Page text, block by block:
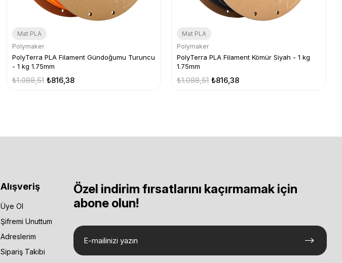
Mat PLA
Polymaker
PolyTerra PLA Filament Gündoğumu Turuncu
- 1 kg 1.75mm
₺816,38
₺1.088,51
Mat PLA
Polymaker
PolyTerra PLA Filament Kömür Siyah - 1 kg
1.75mm
₺816,38
₺1.088,51
Alışveriş
Üye Ol
Şifremi Unuttum
Adreslerim
Sipariş Takibi
Özel indirim fırsatlarını kaçırmamak için
abone olun!